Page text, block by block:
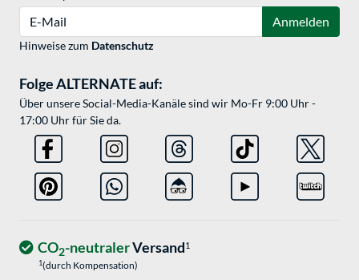
Anmelden
Hinweise zum Datenschutz
Folge ALTERNATE auf:
Über unsere Social-Media-Kanäle sind wir Mo-Fr 9:00 Uhr -
17:00 Uhr für Sie da.
CO2-neutralerVersand1
1(durch Kompensation)